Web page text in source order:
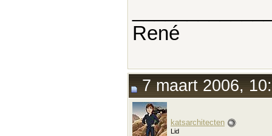
René
7 maart 2006,
katsarchitecten
Lid